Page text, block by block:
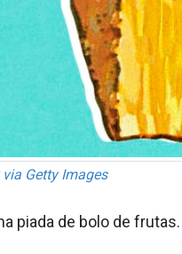
Getty Images
piada de bolo de frutas.